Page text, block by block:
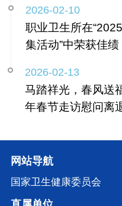
2026-02-10
职业卫生所在
集活动”中荣获佳绩
2026-02-13
马踏祥光，春风
年春节走访慰问离
网站导航
国家卫生健康委员会